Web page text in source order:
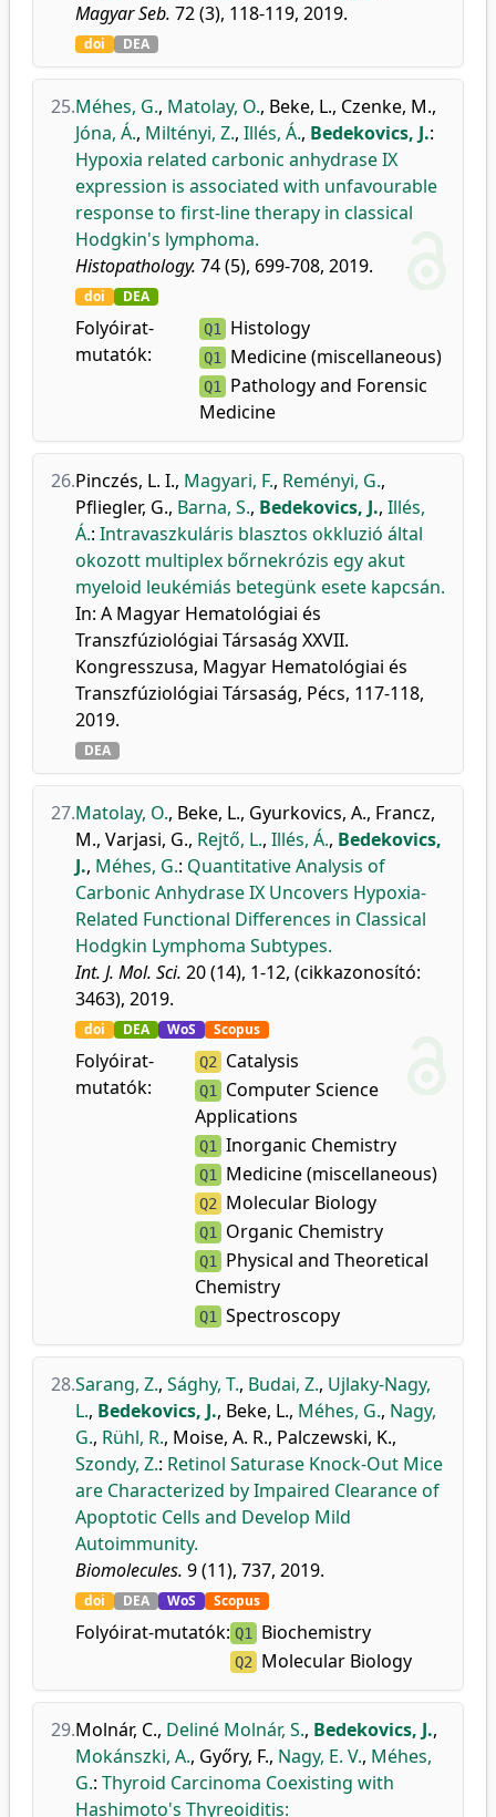
Magyar Seb. 72 (3), 118-119, 2019.
doi DEA
25.Méhes, G., Matolay, O., Beke, L., Czenke, M.,
Jóna, Á., Miltényi, Z., Illés, Á., Bedekovics, J.:
Hypoxia related carbonic anhydrase IX
expression is associated with unfavourable
response to first-line therapy in classical
Hodgkin's lymphoma.
Histopathology. 74 (5), 699-708, 2019.
doi DEA
Folyóirat-
mutatók:
Q1 Histology
Q1 Medicine (miscellaneous)
Q1 Pathology and Forensic
Medicine
26.Pinczés, L. I., Magyari, F., Reményi, G.,
Pfliegler, G., Barna, S., Bedekovics, J., Illés,
Á.: Intravaszkuláris blasztos okkluzió által
okozott multiplex bőrnekrózis egy akut
myeloid leukémiás betegünk esete kapcsán.
In: A Magyar Hematológiai és
Transzfúziológiai Társaság XXVII.
Kongresszusa, Magyar Hematológiai és
Transzfúziológiai Társaság, Pécs, 117-118,
2019.
DEA
27.Matolay, O., Beke, L., Gyurkovics, A., Francz,
M., Varjasi, G., Rejtő, L., Illés, Á., Bedekovics,
J., Méhes, G.: Quantitative Analysis of
Carbonic Anhydrase IX Uncovers Hypoxia-
Related Functional Differences in Classical
Hodgkin Lymphoma Subtypes.
Int. J. Mol. Sci. 20 (14), 1-12, (cikkazonosító:
3463), 2019.
doi DEA WoS Scopus
Folyóirat-
mutatók:
Q2 Catalysis
Q1
Computer Science
Applications
Q1 Inorganic Chemistry
Q1 Medicine (miscellaneous)
Q2 Molecular Biology
Q1 Organic Chemistry
Q1
Physical and Theoretical
Chemistry
Q1 Spectroscopy
28.Sarang, Z., Sághy, T., Budai, Z., Ujlaky-Nagy,
L., Bedekovics, J., Beke, L., Méhes, G., Nagy,
G., Rühl, R., Moise, A. R., Palczewski, K.,
Szondy, Z.: Retinol Saturase Knock-Out Mice
are Characterized by Impaired Clearance of
Apoptotic Cells and Develop Mild
Autoimmunity.
Biomolecules. 9 (11), 737, 2019.
doi DEA WoS Scopus
Folyóirat-mutatók: Q1 Biochemistry
Q2 Molecular Biology
29.Molnár, C., Deliné Molnár, S., Bedekovics, J.,
Mokánszki, A., Győry, F., Nagy, E. V., Méhes,
G.: Thyroid Carcinoma Coexisting with
Hashimoto's Thyreoiditis: